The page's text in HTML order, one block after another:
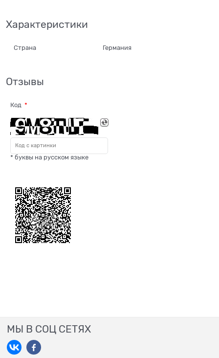
Характеристики
Страна Германия
Отзывы
Код
* буквы на русском языке
МЫ В СОЦ СЕТЯХ